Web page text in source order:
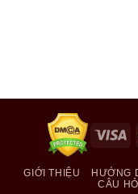
GIỚI THIỆU HƯỚNG
CÂU